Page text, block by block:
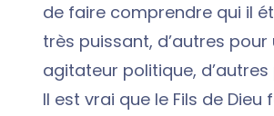
de faire comprendre qui il
très puissant, d’autres
agitateur politique,
Il est vrai que le Fils de